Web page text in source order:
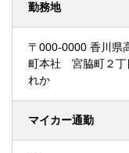
勤務地
〒000-0000 香川県
町本社 宮脇町２
れか
マイカー通勤